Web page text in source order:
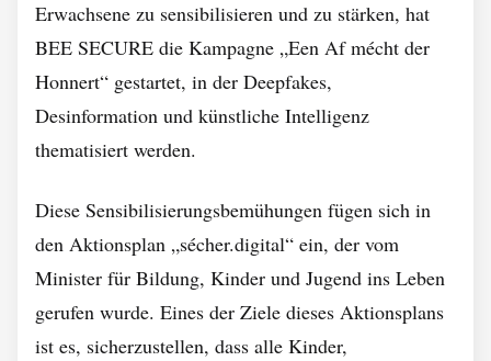
Erwachsene zu sensibilisieren und zu stärken, hat
BEE SECURE die Kampagne „Een Af mécht der
Honnert“ gestartet, in der Deepfakes,
Desinformation und künstliche Intelligenz
thematisiert werden.
Diese Sensibilisierungsbemühungen fügen sich in
den Aktionsplan „sécher.digital“ ein, der vom
Minister für Bildung, Kinder und Jugend ins Leben
gerufen wurde. Eines der Ziele dieses Aktionsplans
ist es, sicherzustellen, dass alle Kinder,